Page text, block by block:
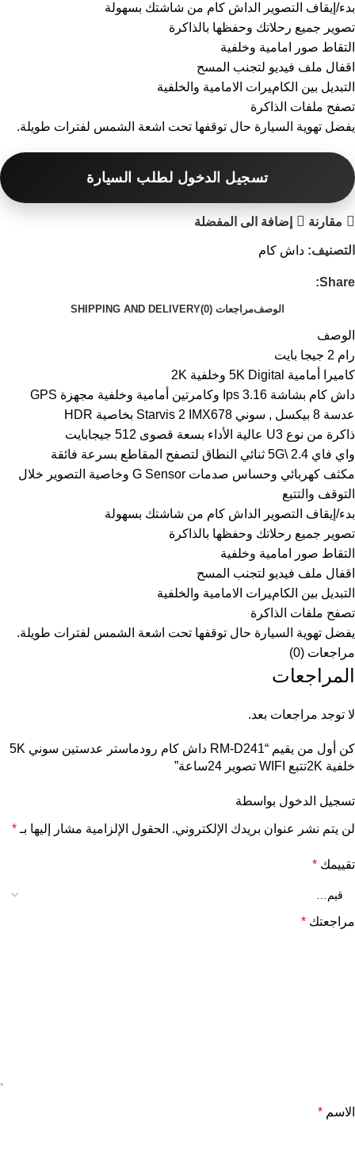
بدء/إيقاف التصوير الداش كام من شاشتك بسهولة
تصوير جميع رحلاتك وحفظها بالذاكرة
التقاط صور امامية وخلفية
اقفال ملف فيديو لتجنب المسح
التبديل بين الكامﻴﺮات الامامية والخلفية
تصفح ملفات الذاكرة
يفضل تهوية السيارة حال توقفها تحت اشعة الشمس لفترات طويلة.
تسجيل الدخول لطلب السيارة
مقارنة إضافة الى المفضلة
التصنيف: داش كام
Share:
الوصفمراجعات (0) SHIPPING AND DELIVERY
الوصف
رام 2 جيجا بايت
كاميرا أمامية 5K Digital وخلفية 2K
داش كام بشاشة 3.16 Ips وكامرتين أمامية وخلفية مجهزة GPS
عدسة 8 بيكسل , سوني Starvis 2 IMX678 بخاصية HDR
ذاكرة من نوع U3 عالية الأداء بسعة قصوى 512 جيجابايت
واي فاي 2.4 \5G ثنائي النطاق لتصفح المقاطع بسرعة فائقة
مكثف كهربائي وحساس صدمات G Sensor وخاصية التصوير خلال
التوقف والتتبع
بدء/إيقاف التصوير الداش كام من شاشتك بسهولة
تصوير جميع رحلاتك وحفظها بالذاكرة
التقاط صور امامية وخلفية
اقفال ملف فيديو لتجنب المسح
التبديل بين الكامﻴﺮات الامامية والخلفية
تصفح ملفات الذاكرة
يفضل تهوية السيارة حال توقفها تحت اشعة الشمس لفترات طويلة.
مراجعات (0)
المراجعات
لا توجد مراجعات بعد.
كن أول من يقيم “RM-D241 داش كام رودماستر عدستين سوني 5K
خلفية 2Kتتبع WIFI تصوير 24ساعة”
تسجيل الدخول بواسطة
لن يتم نشر عنوان بريدك الإلكتروني. الحقول الإلزامية مشار إليها بـ *
تقييمك *
مراجعتك *
الاسم *